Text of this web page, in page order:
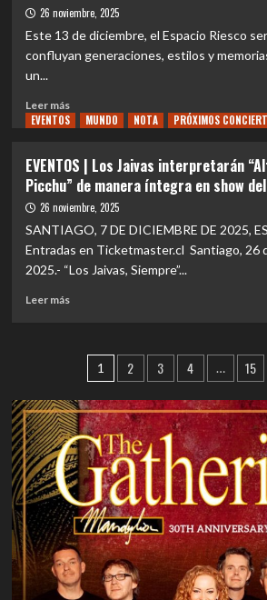
con
la
Historia
al
El
gran
metal
de
deslumbra
en
26 noviembre, 2025
Este 13 de diciembre, el Espacio Riesco
confluyan generaciones, estilos y
un...
Leer másLeer
más
|
El
navegante
eterno
rock:
Andrés
marea
emocional
Santiago
Rocks
EVENTOS MUNDO NOTA PRÓXIMOS
EVENTOS | Los Jaivas interpretarán
Picchu” de manera íntegra en show
26 noviembre, 2025
SANTIAGO, 7 DE DICIEMBRE DE 2025,
Entradas en Ticketmaster.cl Santiago, 26
2025.- “Los Jaivas, Siempre”...
Leer másLeer
Jaivas
interpretarán
“Alturas
de
Macchu
Picchu”
de
manera
íntegra
en
show
del
Paginación
de
entradas
1 2 3 4 … 15